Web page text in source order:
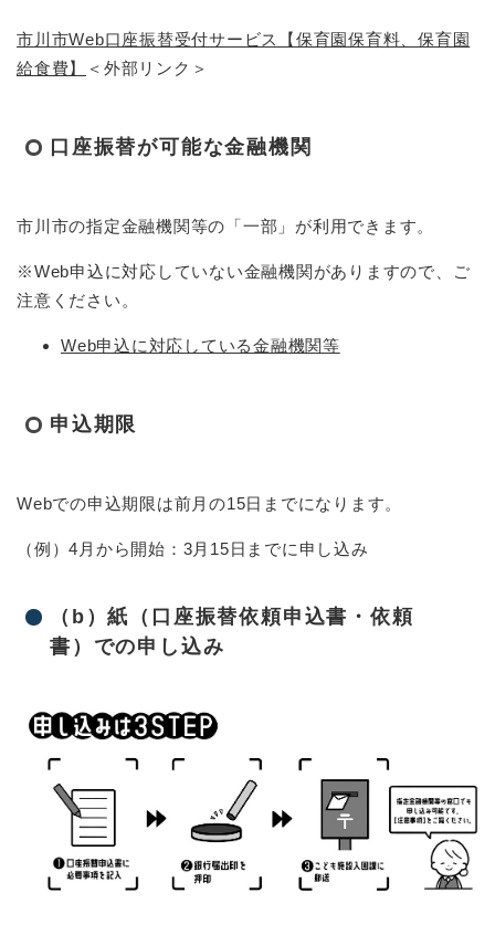
市川市Web口座振替受付サービス【保育園保育料、保育園
給食費】
＜外部リンク＞
口座振替が可能な金融機関
市川市の指定金融機関等の「一部」が利用できます。
※Web申込に対応していない金融機関がありますので、ご
注意ください。
Web申込に対応している金融機関等
申込期限
Webでの申込期限は前月の15日までになります。
（例）4月から開始：3月15日までに申し込み
（b）紙（口座振替依頼申込書・依頼
書）での申し込み